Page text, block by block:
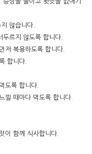
않습니다.
르지 않도록 합니다.
저 복용하도록 합니다.
합니다.
도록 합니다.
낄 때마다 먹도록 합니다.
이 함께 식사합니다.